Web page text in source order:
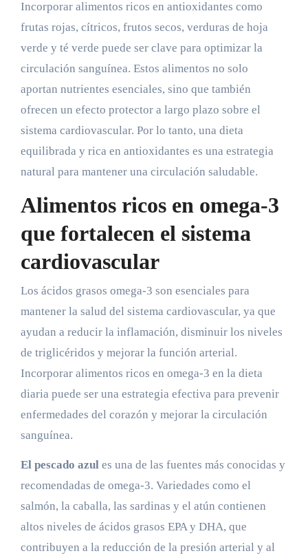
Incorporar alimentos ricos en antioxidantes como
frutas rojas, cítricos, frutos secos, verduras de hoja
verde y té verde puede ser clave para optimizar la
circulación sanguínea. Estos alimentos no solo
aportan nutrientes esenciales, sino que también
ofrecen un efecto protector a largo plazo sobre el
sistema cardiovascular. Por lo tanto, una dieta
equilibrada y rica en antioxidantes es una estrategia
natural para mantener una circulación saludable.
Alimentos ricos en omega-3
que fortalecen el sistema
cardiovascular
Los ácidos grasos omega-3 son esenciales para
mantener la salud del sistema cardiovascular, ya que
ayudan a reducir la inflamación, disminuir los niveles
de triglicéridos y mejorar la función arterial.
Incorporar alimentos ricos en omega-3 en la dieta
diaria puede ser una estrategia efectiva para prevenir
enfermedades del corazón y mejorar la circulación
sanguínea.
El pescado azules una de las fuentes más conocidas y
recomendadas de omega-3. Variedades como el
salmón, la caballa, las sardinas y el atún contienen
altos niveles de ácidos grasos EPA y DHA, que
contribuyen a la reducción de la presión arterial y al